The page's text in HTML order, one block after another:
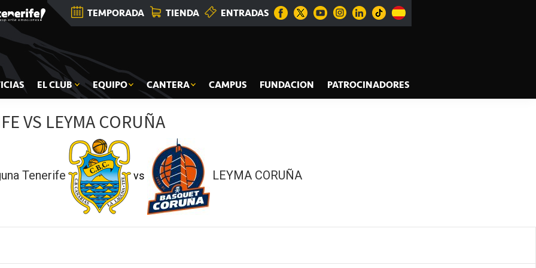
TEMPORADA TIENDA ENTRADAS
EL CLUB EQUIPO CANTERA CAMPUS FUNDACION PATROCINADORES
VS LEYMA CORUÑA
Tenerife vs LEYMA CORUÑA